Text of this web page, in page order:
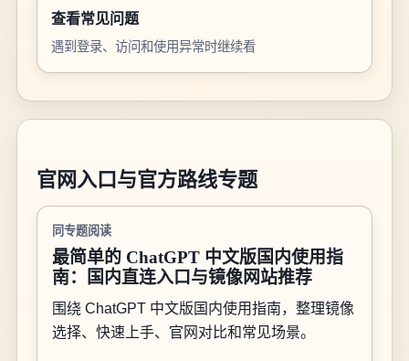
查看常见问题
遇到登录、访问和使用异常时继续看
官网入口与官方路线专题
同专题阅读
最简单的 ChatGPT 中文版国内使用指
南：国内直连入口与镜像网站推荐
围绕 ChatGPT 中文版国内使用指南，整理镜像
选择、快速上手、官网对比和常见场景。